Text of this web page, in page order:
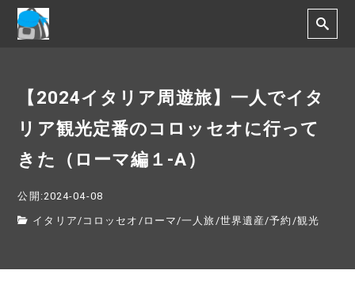
【2024イタリア周遊旅】一人でイタ
リア観光定番のコロッセオに行って
きた（ローマ編１-A）
公開:2024-04-08
イタリア / コロッセオ / ローマ /一人旅 /世界遺産 /予約 /観光